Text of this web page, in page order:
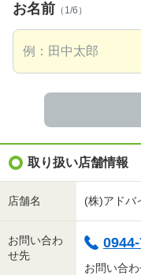
お名前 （1/6）
取り扱い店舗情報
店舗名 (株)アドバ
お問い合わ
せ先
お問い合